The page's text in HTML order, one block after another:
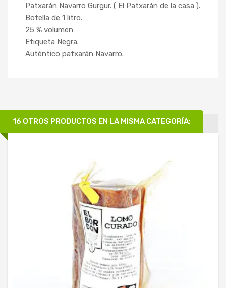
Patxarán Navarro Gurgur. ( El Patxarán de la casa ).
Botella de 1 litro.
25 % volumen
Etiqueta Negra.
Auténtico patxarán Navarro.
16 OTROS PRODUCTOS EN LA MISMA CATEGORÍA: